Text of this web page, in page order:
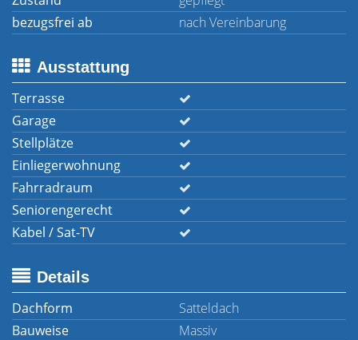
bezugsfrei ab
nach Vereinbarung
Ausstattung
Terrasse
Garage
Stellplätze
Einliegerwohnung
Fahrradraum
Seniorengerecht
Kabel / Sat-TV
Details
Dachform
Satteldach
Bauweise
Massiv